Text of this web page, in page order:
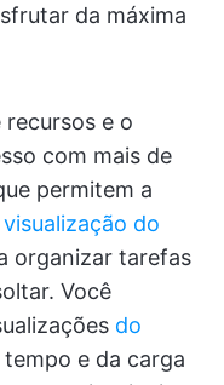
da máxima
e o
com mais de
permitem a
visualização do
organizar tarefas
Você
do
e da carga